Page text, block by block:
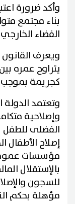
وأكد ضرورة
بناء مجتمع
الفضاء
ويعرف القانون
كجريمة بموجب
وتعتمد
وإصلاحية
الفضلى للطفل
مؤسسات
بالإستقلال
للسجون
مؤهلة بحكم